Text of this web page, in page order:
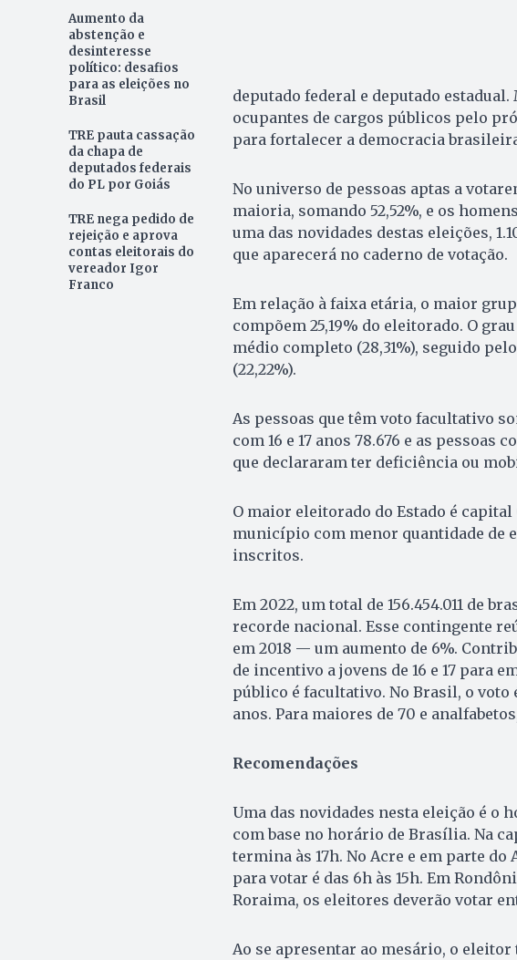
Aumento da
abstenção e
desinteresse
político: desafios
para as eleições no
Brasil
TRE pauta cassação
da chapa de
deputados federais
do PL por Goiás
TRE nega pedido de
rejeição e aprova
contas eleitorais do
vereador Igor
Franco
deputado federal e deputado
ocupantes de cargos públicos pelo
para fortalecer a democracia
No universo de pessoas aptas a
maioria, somando 52,52%, e os
uma das novidades destas eleições,
que aparecerá no caderno de votação.
Em relação à faixa etária, o maior
compõem 25,19% do eleitorado. O
médio completo (28,31%), seguido
(22,22%).
As pessoas que têm voto facultativo
com 16 e 17 anos 78.676 e as pessoas
que declararam ter deficiência ou
O maior eleitorado do Estado é
município com menor quantidade de
inscritos.
Em 2022, um total de 156.454.011 de
recorde nacional. Esse contingente
em 2018 — um aumento de 6%.
de incentivo a jovens de 16 e 17 para
público é facultativo. No Brasil, o voto
anos. Para maiores de 70 e
Recomendações
Uma das novidades nesta eleição é o
com base no horário de Brasília. Na
termina às 17h. No Acre e em parte
para votar é das 6h às 15h. Em
Roraima, os eleitores deverão votar
Ao se apresentar ao mesário, o